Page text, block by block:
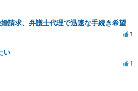
請求、弁護士代理で迅速な手続き希望
1
い
1